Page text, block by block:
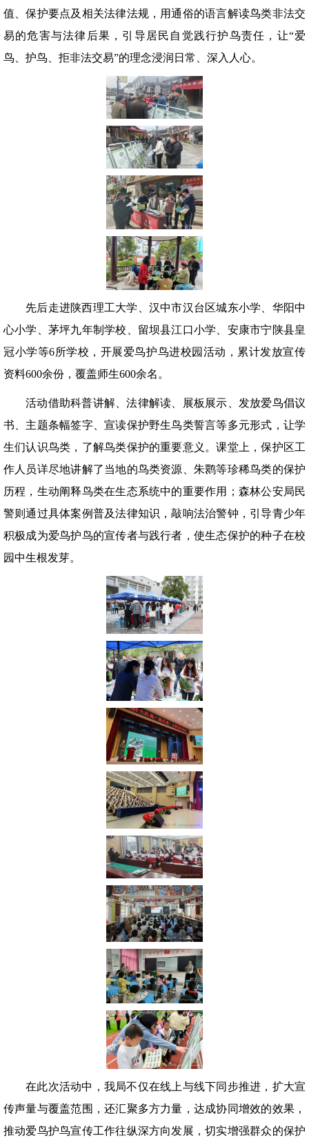
值、保护要点及相关法律法规，用通俗的语言解读鸟类非法交
易的危害与法律后果，引导居民自觉践行护鸟责任，让“爱
鸟、护鸟、拒非法交易”的理念浸润日常、深入人心。
先后走进陕西理工大学、汉中市汉台区城东小学、华阳中
心小学、茅坪九年制学校、留坝县江口小学、安康市宁陕县皇
冠小学等6所学校，开展爱鸟护鸟进校园活动，累计发放宣传
资料600余份，覆盖师生600余名。
活动借助科普讲解、法律解读、展板展示、发放爱鸟倡议
书、主题条幅签字、宣读保护野生鸟类誓言等多元形式，让学
生们认识鸟类，了解鸟类保护的重要意义。课堂上，保护区工
作人员详尽地讲解了当地的鸟类资源、朱鹮等珍稀鸟类的保护
历程，生动阐释鸟类在生态系统中的重要作用；森林公安局民
警则通过具体案例普及法律知识，敲响法治警钟，引导青少年
积极成为爱鸟护鸟的宣传者与践行者，使生态保护的种子在校
园中生根发芽。
在此次活动中，我局不仅在线上与线下同步推进，扩大宣
传声量与覆盖范围，还汇聚多方力量，达成协同增效的效果，
推动爱鸟护鸟宣传工作往纵深方向发展，切实增强群众的保护